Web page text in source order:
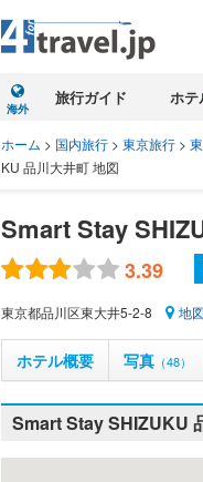
海外
旅行ガイド ホテ
ホーム > 国内旅行 > 東京旅行 >
KU 品川大井町 地図
Smart Stay
3.39
東京都品川区東大井5-2-8 地図
ホテル概要 写真 （48）
Smart Stay SHIZUKU